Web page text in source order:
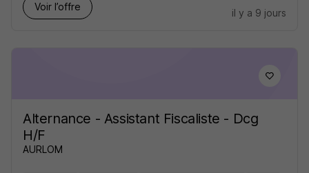
Voir l’offre
il y a 9 jours
Alternance - Assistant Fiscaliste - Dcg
H/F
AURLOM